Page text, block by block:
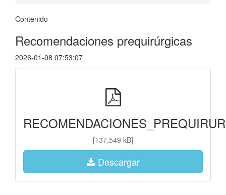
Contenido
Recomendaciones prequirúrgicas
2026-01-08 07:53:07
[137,549 kB]
Descargar